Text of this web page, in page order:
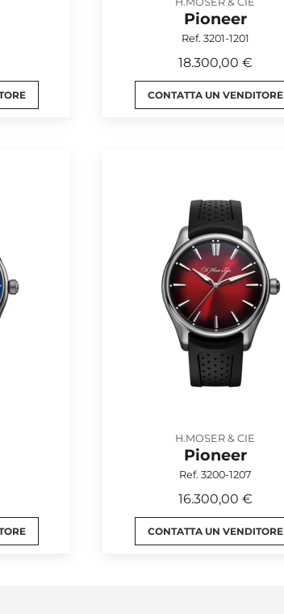
Pioneer
Ref. 3201-1201
18.300,00 €
CONTATTA UN VENDITORE
H.MOSER & CIE
Pioneer
Ref. 3200-1207
16.300,00 €
CONTATTA UN VENDITORE